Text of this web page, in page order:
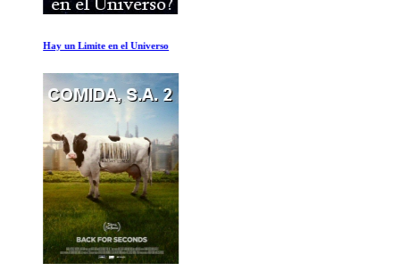
Hay un Limite en el Universo